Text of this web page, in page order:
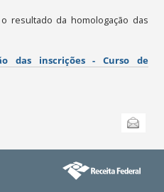
resultado da homologação das
das inscrições - Curso de